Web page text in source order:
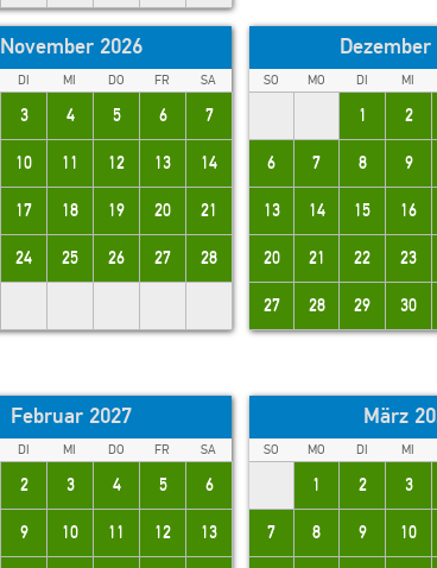
November 2026
DI MI DO FR SA
3 4 5 6 7
10 11 12 13 14
17 18 19 20 21
24 25 26 27 28
Dezember
SO MO DI MI
1 2
6 7 8 9
13 14 15 16
20 21 22 23
27 28 29 30
Februar 2027
DI MI DO FR SA
2 3 4 5 6
9 10 11 12 13
März
SO MO DI MI
1 2 3
7 8 9 10